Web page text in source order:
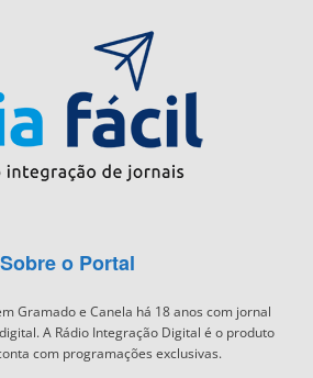
Sobre o Portal
Gramado e Canela há 18 anos com jornal
A Rádio Integração Digital é o produto
com programações exclusivas.